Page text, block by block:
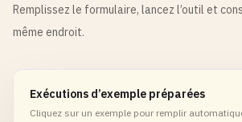
Remplissez le formulaire, lancez l’outil et
même endroit.
Exécutions d’exemple préparées
Cliquez sur un exemple pour remplir